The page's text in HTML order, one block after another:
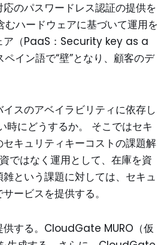
のパスワードレス認証の提供を
ハードウェアに基づいて運用を
ア（PaaS：Security key as a
イン語で“壁”となり、顧客のデ
スのアベイラビリティに依存し
時にどうするか。 そこではセキ
キュリティキーコストの課題解
ではなく運用として、在庫を資
という課題に対しては、セキュ
ービスを提供する。
供する。CloudGate MURO（仮